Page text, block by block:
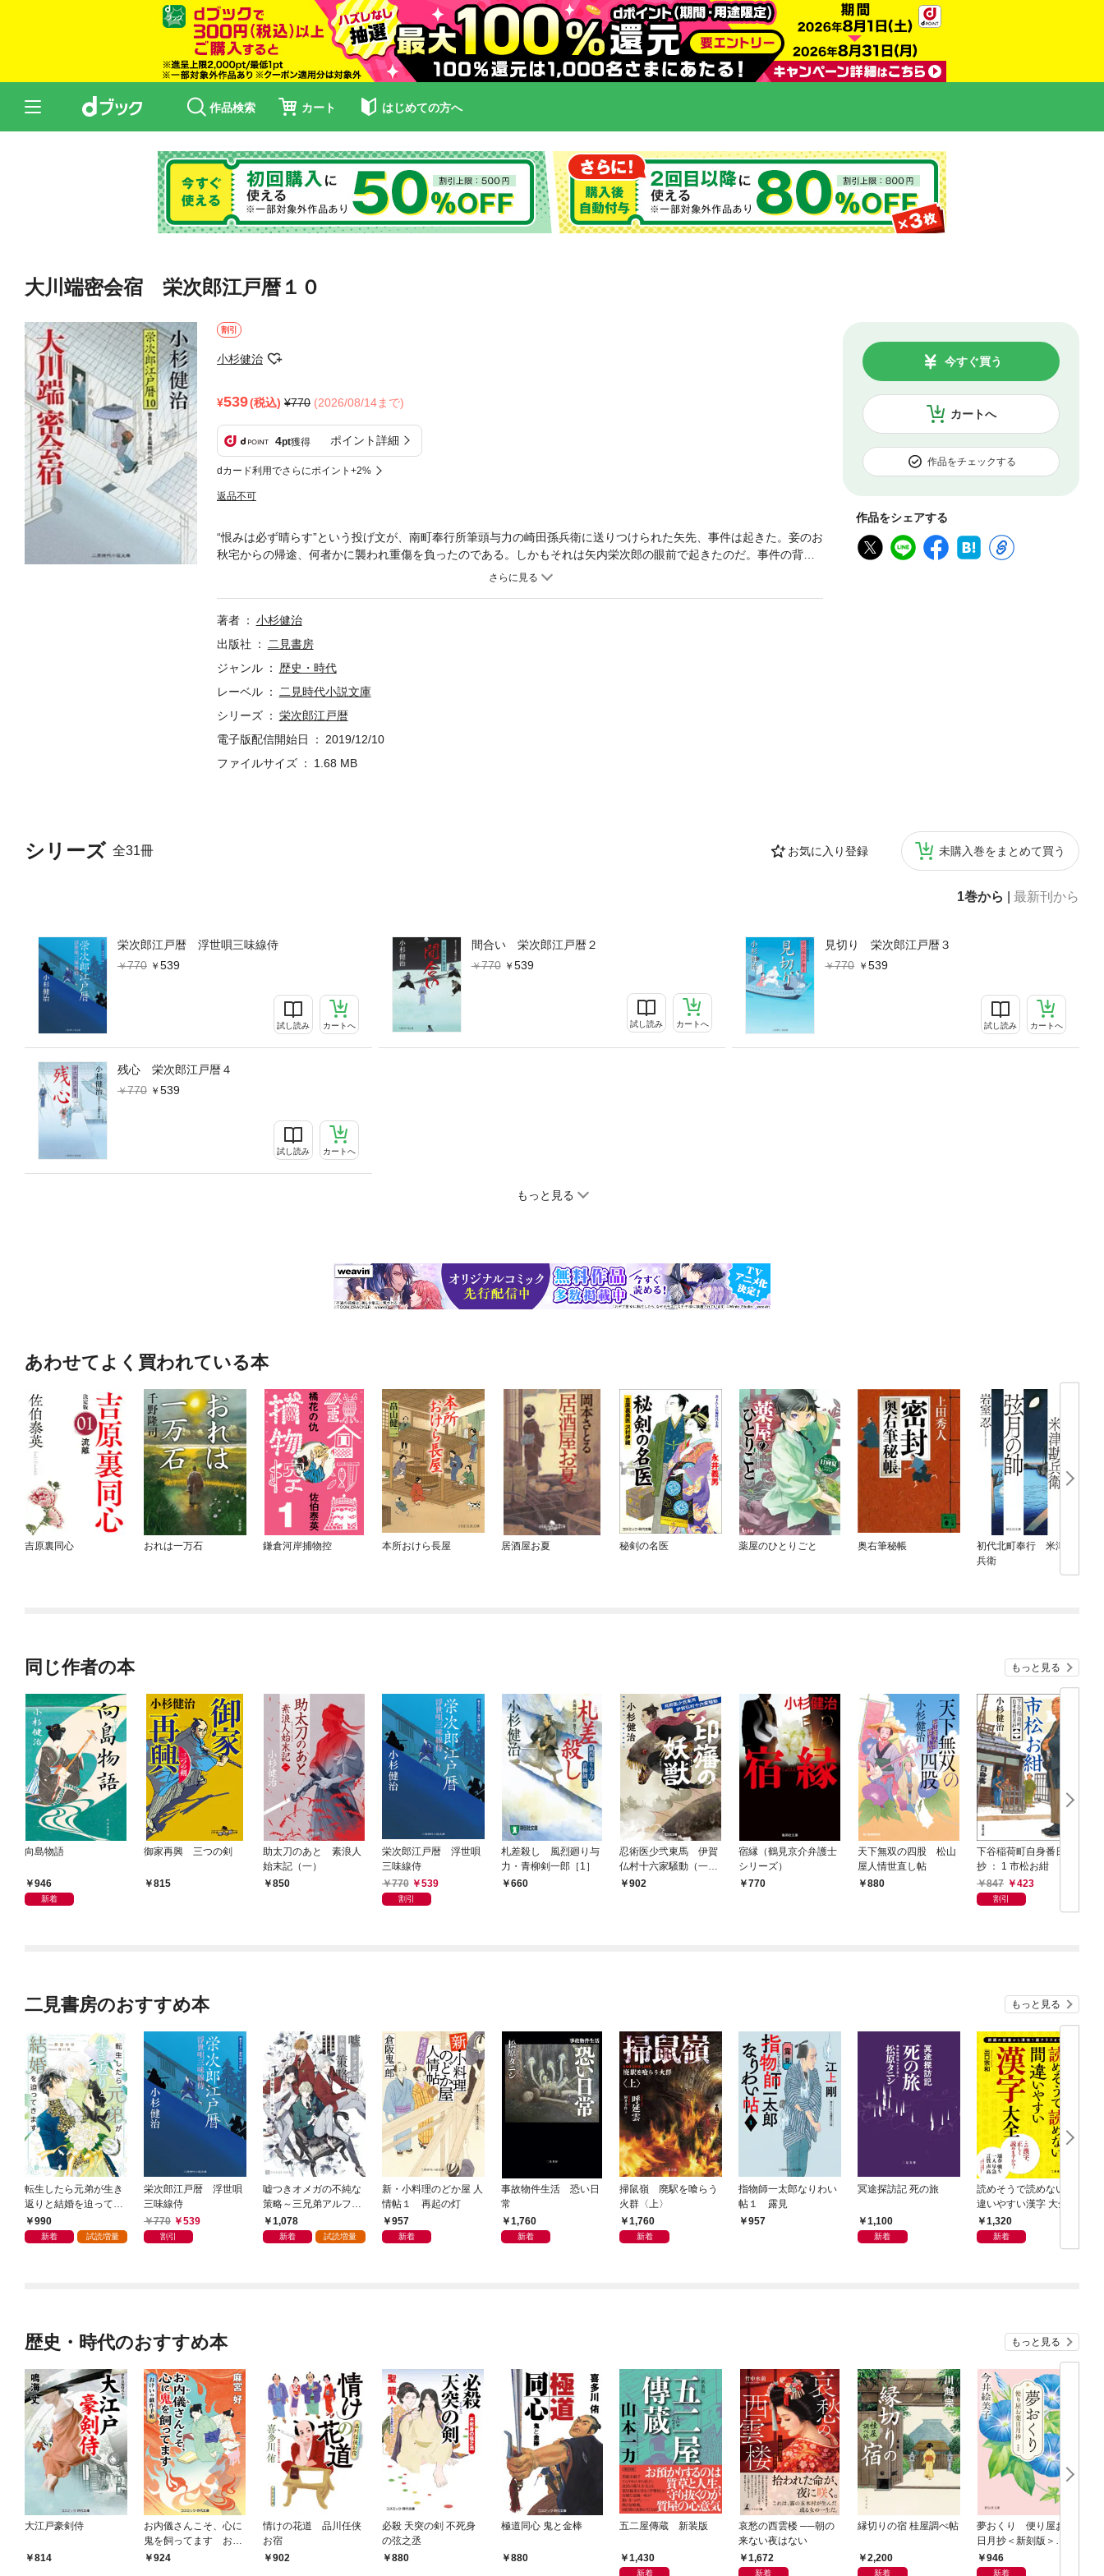
作品検索 カート はじめての方へ
大川端密会宿 栄次郎江戸暦１０
割引
小杉健治
539(税込) 770 (2026/08/14まで)
4pt獲得 ポイント詳細
dカード利用でさらにポイント+2%
返品不可
カートへ
今すぐ買う
作品をチェックする
作品をシェアする
シリーズ 全31冊 お気に入り登録 未購入巻をまとめて買う
1巻から 最新刊から
栄次郎江戸暦 浮世唄三味線侍
770
539
試し読み カートへ
間合い 栄次郎江戸暦２
770
539
試し読み カートへ
見切り 栄次郎江戸暦３
770
539
試し読み カートへ
残心 栄次郎江戸暦４
770
539
試し読み カートへ
もっと見る
“恨みは必ず晴らす”という投げ文が、南町奉行所筆頭与力の崎田孫兵衛に送りつけられた矢先、事件は起きた。妾のお
秋宅からの帰途、何者かに襲われ重傷を負ったのである。しかもそれは矢内栄次郎の眼前で起きたのだ。事件の背景
は何なのか？ 犯人は？ 栄次郎の心配をよそに、お秋は他の男に夢中になりつつあった……
著者
小杉健治
出版社
二見書房
ジャンル
歴史・時代
レーベル
二見時代小説文庫
シリーズ
栄次郎江戸暦
電子版配信開始日
2019/12/10
ファイルサイズ
1.68 MB
あわせてよく買われている本
吉原裏同心 おれは一万石 鎌倉河岸捕物控 本所おけら長屋 居酒屋お夏 秘剣の名医 薬屋のひとりごと 奥右筆秘帳
初代北町奉行 米津勘
兵衛
同じ作者の本 もっと見る
向島物語
946
新着
御家再興 三つの剣
815
助太刀のあと 素浪人
始末記（一）
850
栄次郎江戸暦 浮世唄
三味線侍
770
539
割引
札差殺し 風烈廻り与
力・青柳剣一郎［1］
660
忍術医少弐東馬 伊賀
仏村十六家騒動（一）
印旛の妖獣
902
宿縁（鶴見京介弁護士
シリーズ）
770
天下無双の四股 松山
屋人情世直し帖
880
下谷稲荷町自身番日月
抄 ： 1 市松お紺
847
423
割引
二見書房のおすすめ本 もっと見る
転生したら元弟が生き
返りと結婚を迫ってき
ます【電子書籍限定
版】
990
新着 試読増量
栄次郎江戸暦 浮世唄
三味線侍
770
539
割引
嘘つきオメガの不純な
策略～三兄弟アルファ
と箱庭の恋～【電子書
籍限定版】
1,078
新着 試読増量
新・小料理のどか屋 人
情帖１ 再起の灯
957
新着
事故物件生活 恐い日
常
1,760
新着
掃鼠嶺 廃駅を喰らう
火群〈上〉
1,760
新着
指物師一太郎なりわい
帖１ 露見
957
冥途探訪記 死の旅
1,100
新着
読めそうで読めない間
違いやすい漢字 大全
1,320
新着
歴史・時代のおすすめ本 もっと見る
大江戸豪剣侍
814
お内儀さんこそ、心に
鬼を飼ってます おけ
いの戯作手帖
924
情けの花道 品川任侠
お宿
902
必殺 天突の剣 不死身
の弦之丞
880
極道同心 鬼と金棒
880
五二屋傳蔵 新装版
1,430
新着
哀愁の西雲楼 ──朝の
来ない夜はない
1,672
新着
縁切りの宿 桂屋調べ帖
2,200
新着
夢おくり 便り屋お葉
日月抄＜新刻版＞
［1］
946
新着